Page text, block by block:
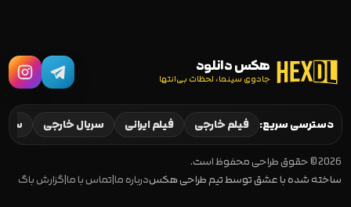
هکس دانلود
جادوی سینما، لحظات بی‌انتها
دسترسی سریع: فیلم خارجی فیلم ایرانی سریال خارجی
2026 © حقوق طراحی محفوظ است.
ساخته شده با عشق توسط تیم طراحی هکسدرباره ما|تماس با ما|گزارش باگ